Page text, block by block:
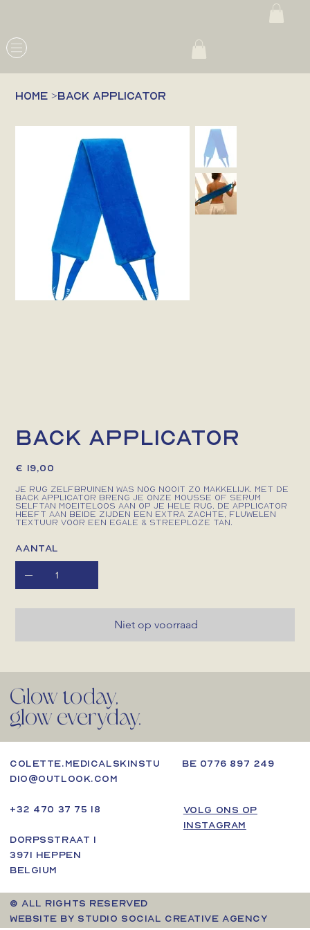
HOME >BACK APPLICATOR
BACK APPLICATOR
€ 19,00
Je rug zelfbruinen was nog nooit zo makkelijk. Met de
Back Applicator breng je onze mousse of serum
selftan moeiteloos aan op je hele rug. De applicator
heeft aan beide zijden een extra zachte, fluwelen
textuur voor een egale & streeploze tan.
Aantal
Niet op voorraad
Glow today,
glow everyday.
colette.medicalskinstu
dio@outlook.com
+32 470 37 75 18
Dorpsstraat 1
3971 Heppen
Belgium
VOLG ONS OP
INSTAGRAM
BE 0776 897 249
© ALL RIGHTS RESERVED
WEBSITE BY STUDIO SOCIAL CREATIVE AGENCY